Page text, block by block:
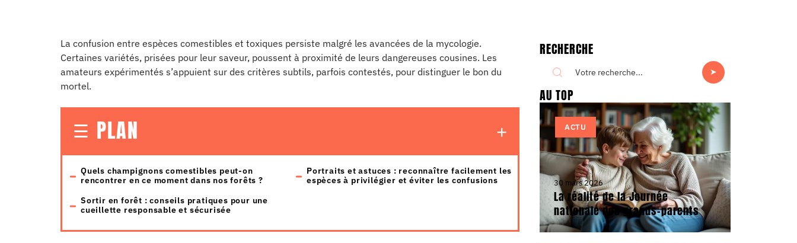
La confusion entre espèces comestibles et toxiques persiste malgré les avancées de la mycologie.
Certaines variétés, prisées pour leur saveur, poussent à proximité de leurs dangereuses cousines. Les
amateurs expérimentés s’appuient sur des critères subtils, parfois contestés, pour distinguer le bon du
mortel.
PLAN
Quels champignons comestibles peut-on
rencontrer en ce moment dans nos forêts ?
Portraits et astuces : reconnaître facilement les
espèces à privilégier et éviter les confusions
Sortir en forêt : conseils pratiques pour une
cueillette responsable et sécurisée
RECHERCHE
AU TOP
ACTU
30 mars 2026
La réalité de la Journée
nationale des grands-parents